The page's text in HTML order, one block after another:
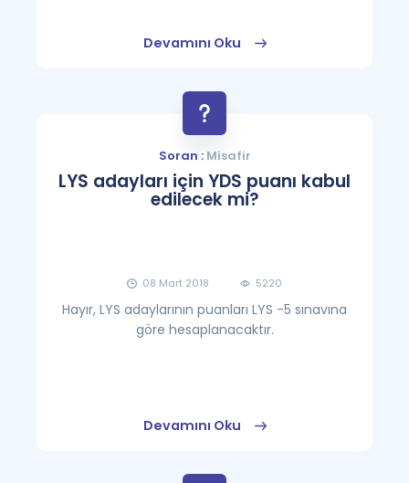
Devamını Oku
Soran :Misafir
LYS adayları için YDS puanı kabul
edilecek mi?
08 Mart 2018 5220
Hayır, LYS adaylarının puanları LYS -5 sınavına
göre hesaplanacaktır.
Devamını Oku